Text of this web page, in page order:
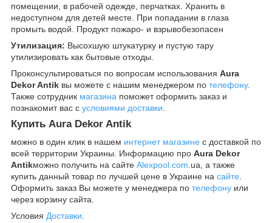
помещении, в рабочей одежде, перчатках. Хранить в
недоступном для детей месте. При попадании в глаза
промыть водой. Продукт пожаро- и взрывобезопасен
Утилизация: Высохшую штукатурку и пустую тару
утилизировать как бытовые отходы.
Проконсультироваться по вопросам использования Aura
Dekor Antik вы можете с нашим менеджером по телефону.
Также сотрудник магазина поможет оформить заказ и
познакомит вас с условиями доставки
Купить Aura Dekor Antik
можно в один клик в нашем интернет магазине с доставкой по
всей территории Украины. Информацию про Aura Dekor
Antikможно получить на сайте Alexpool.com.ua, а также
купить данный товар по лучшей цене в Украине на сайте.
Оформить заказ Вы можете у менеджера по телефону или
через корзину сайта.
Условия Доставки.